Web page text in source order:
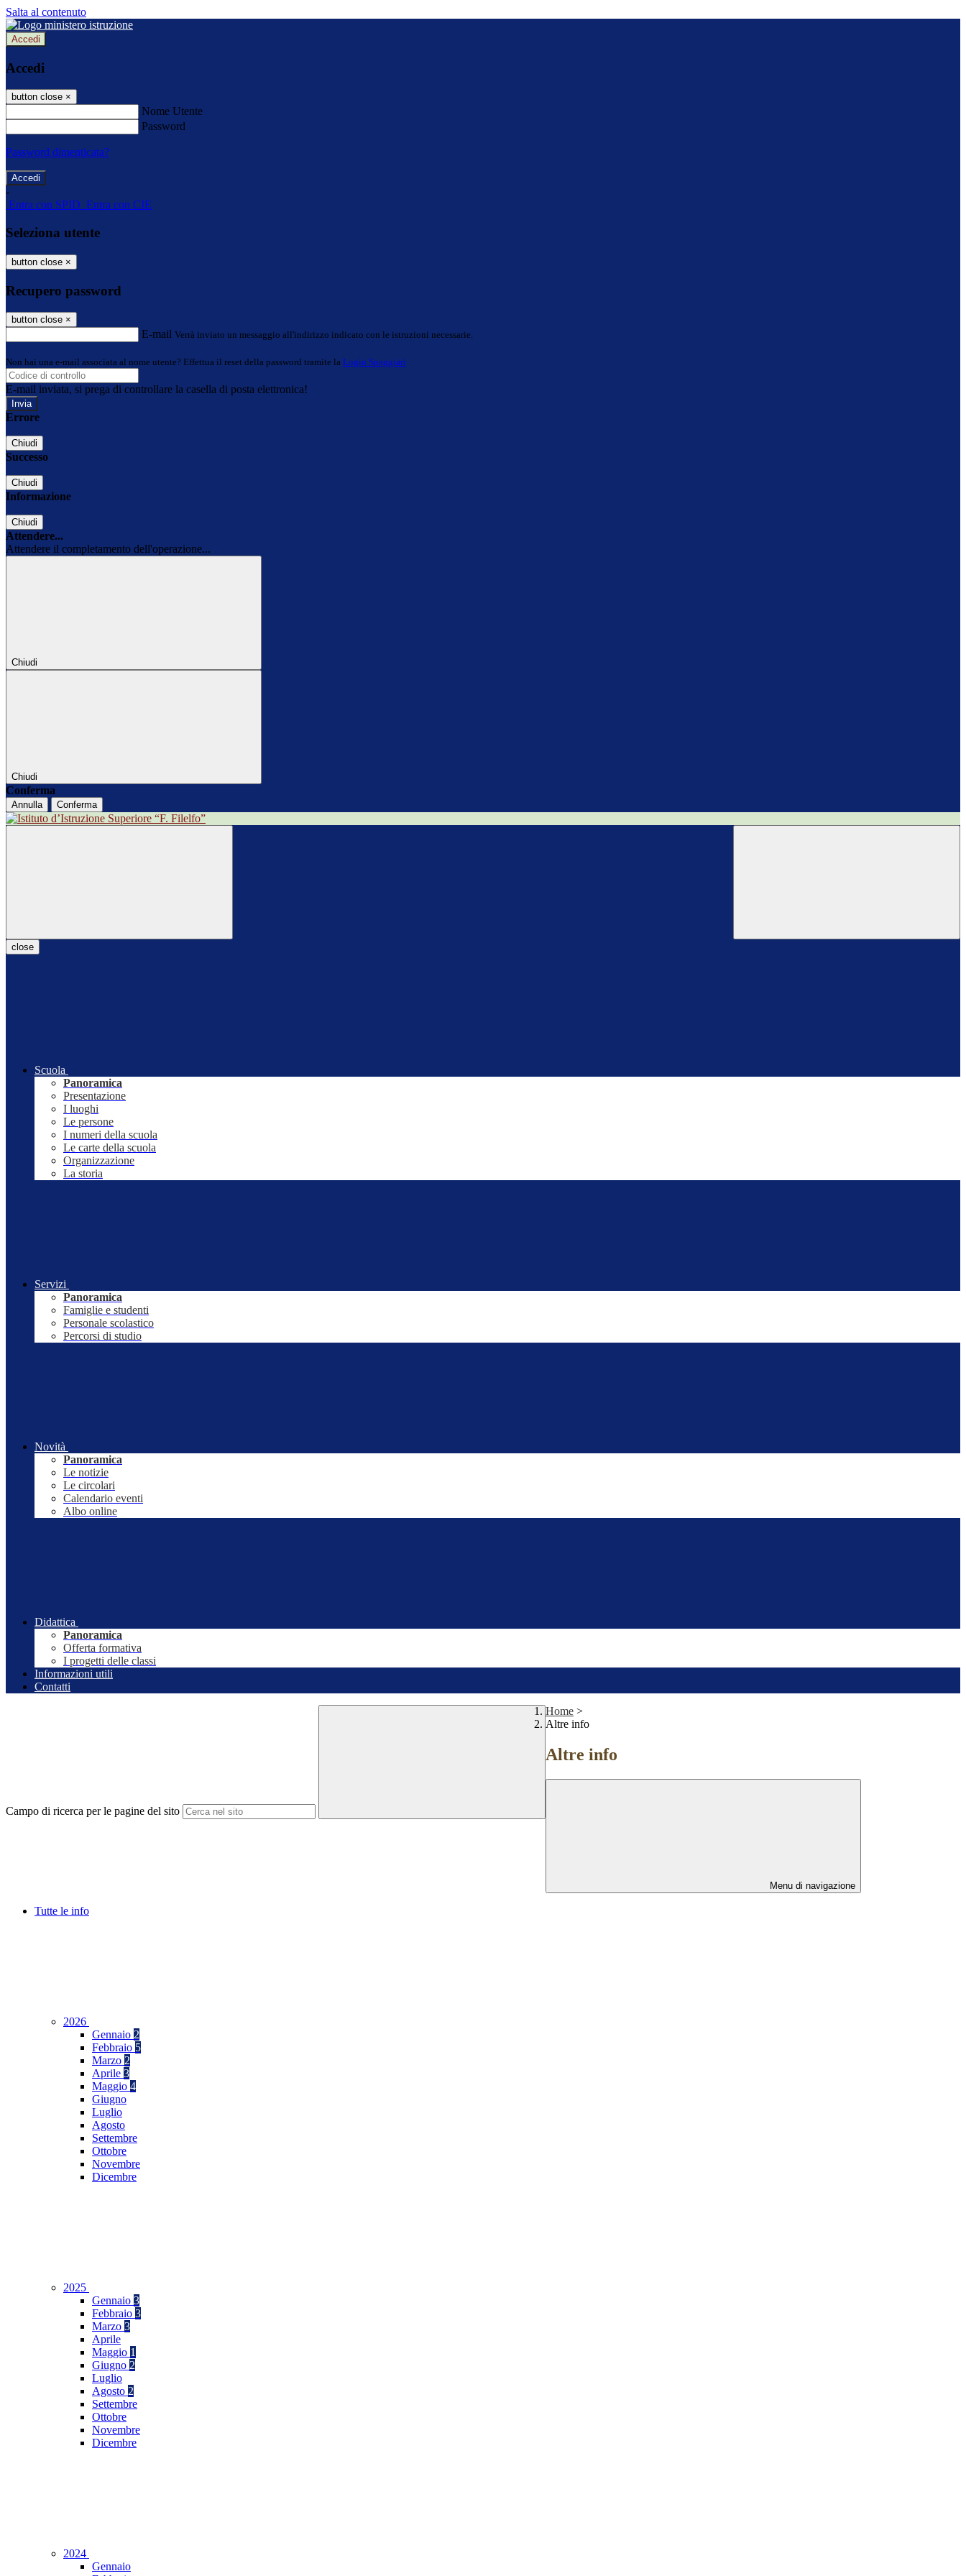
Salta al contenuto
Accedi
Accedi
button close ×
Nome Utente
Password
Password dimenticata?
-
Entra con SPID Entra con CIE
Seleziona utente
button close ×
Recupero password
button close ×
E-mail Verrà inviato un messaggio all'indirizzo indicato con le istruzioni necessarie.
Non hai una e-mail associata al nome utente? Effettua il reset della password tramite la Login Spaggiari
E-mail inviata, si prega di controllare la casella di posta elettronica!
Errore
Chiudi
Successo
Chiudi
Informazione
Chiudi
Attendere...
Attendere il completamento dell'operazione...
Chiudi
Chiudi
Conferma
Annulla Conferma
close
Scuola
Panoramica
Presentazione
I luoghi
Le persone
I numeri della scuola
Le carte della scuola
Organizzazione
La storia
Servizi
Panoramica
Famiglie e studenti
Personale scolastico
Percorsi di studio
Novità
Panoramica
Le notizie
Le circolari
Calendario eventi
Albo online
Didattica
Panoramica
Offerta formativa
I progetti delle classi
Informazioni utili
Contatti
Campo di ricerca per le pagine del sito
Home >
Altre info
Altre info
Menu di navigazione
Tutte le info
2026
Gennaio 2
Febbraio 5
Marzo 2
Aprile 3
Maggio 4
Giugno
Luglio
Agosto
Settembre
Ottobre
Novembre
Dicembre
2025
Gennaio 3
Febbraio 3
Marzo 3
Aprile
Maggio 1
Giugno 2
Luglio
Agosto 2
Settembre
Ottobre
Novembre
Dicembre
2024
Gennaio